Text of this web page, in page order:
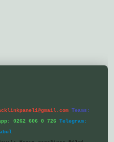
Teams:
0262 606 0 726 Telegram: